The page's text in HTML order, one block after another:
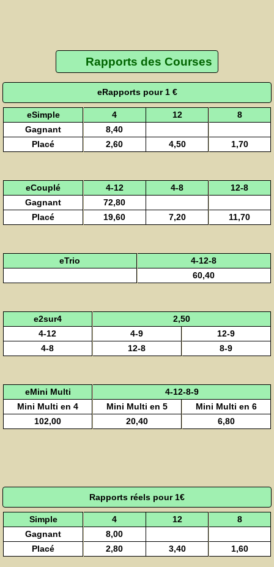
Rapports des Courses
eRapports pour 1 €
eSimple 4 12
8
Gagnant
8,40
Placé
2,60 4,50 1,70
eCouplé 4-12 4-8
12-8
Gagnant
72,80
Placé
19,60 7,20 11,70
eTrio
4-12-8
60,40
e2sur4
2,50
4-12
4-9
12-9
4-8
12-8 8-9
eMini Multi
4-12-8-9
Mini Multi en 4
Mini Multi en 5
Mini Multi en 6
102,00
20,40 6,80
Rapports réels pour 1€
Simple 4 12
8
Gagnant
8,00
Placé
2,80 3,40 1,60